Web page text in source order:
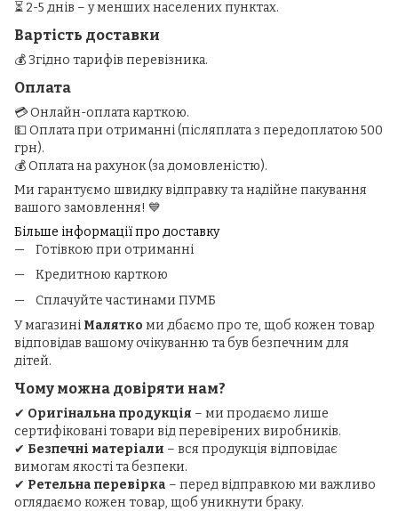
⏳ 2-5 днів – у менших населених пунктах.
Вартість доставки
💰 Згідно тарифів перевізника.
Оплата
💳 Онлайн-оплата карткою.
💵 Оплата при отриманні (післяплата з передоплатою 500
грн).
💰 Оплата на рахунок (за домовленістю).
Ми гарантуємо швидку відправку та надійне пакування
вашого замовлення! 💙
Більше інформації про доставку
Готівкою при отриманні
Кредитною карткою
Сплачуйте частинами ПУМБ
У магазині Малятко ми дбаємо про те, щоб кожен товар
відповідав вашому очікуванню та був безпечним для
дітей.
Чому можна довіряти нам?
✔ Оригінальна продукція – ми продаємо лише
сертифіковані товари від перевірених виробників.
✔ Безпечні матеріали – вся продукція відповідає
вимогам якості та безпеки.
✔ Ретельна перевірка – перед відправкою ми важливо
оглядаємо кожен товар, щоб уникнути браку.